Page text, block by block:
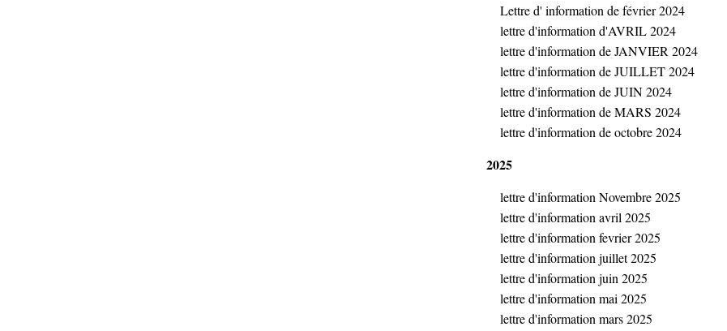
Lettre d' information de février 2024
lettre d'information d'AVRIL 2024
lettre d'information de JANVIER 2024
lettre d'information de JUILLET 2024
lettre d'information de JUIN 2024
lettre d'information de MARS 2024
lettre d'information de octobre 2024
2025
lettre d'information Novembre 2025
lettre d'information avril 2025
lettre d'information fevrier 2025
lettre d'information juillet 2025
lettre d'information juin 2025
lettre d'information mai 2025
lettre d'information mars 2025